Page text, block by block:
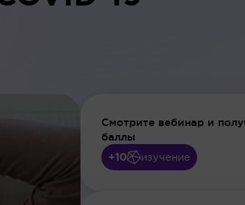
Смотрите вебинар и
баллы
+10 изучение